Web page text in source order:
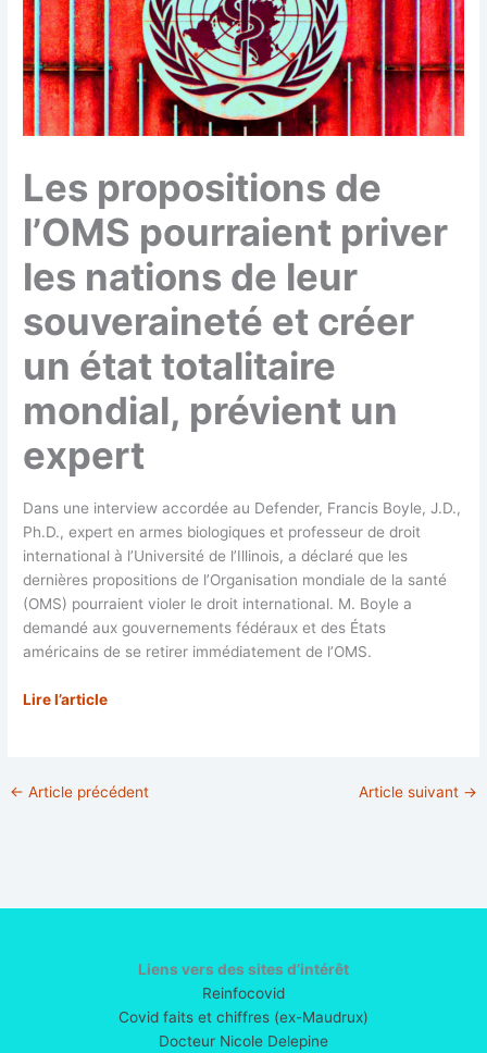
Les propositions de
l’OMS pourraient priver
les nations de leur
souveraineté et créer
un état totalitaire
mondial, prévient un
expert
Dans une interview accordée au Defender, Francis Boyle, J.D.,
Ph.D., expert en armes biologiques et professeur de droit
international à l’Université de l’Illinois, a déclaré que les
dernières propositions de l’Organisation mondiale de la santé
(OMS) pourraient violer le droit international. M. Boyle a
demandé aux gouvernements fédéraux et des États
américains de se retirer immédiatement de l’OMS.
Lire l’article
← Article précédent Article suivant →
Liens vers des sites d’intérêt
Reinfocovid
Covid faits et chiffres (ex-Maudrux)
Docteur Nicole Delepine